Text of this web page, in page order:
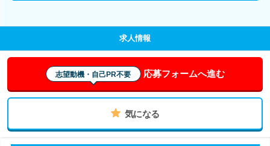
求人情報
志望動機・自己PR不要 応募フォームへ進む
気になる